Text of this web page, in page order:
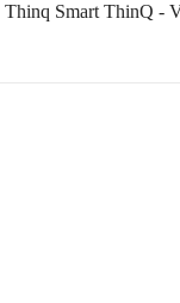
Smart ThinQ -